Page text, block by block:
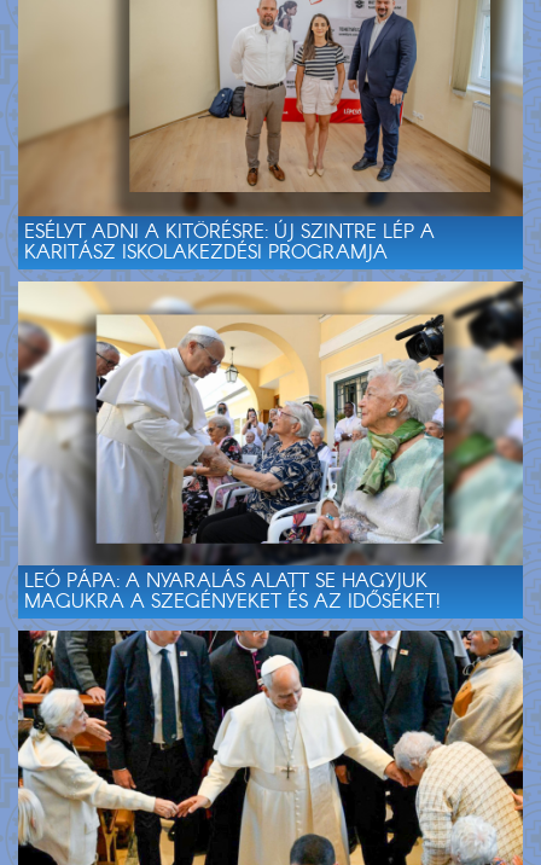
ESÉLYT ADNI A KITÖRÉSRE: ÚJ SZINTRE LÉP A
KARITÁSZ ISKOLAKEZDÉSI PROGRAMJA
LEÓ PÁPA: A NYARALÁS ALATT SE HAGYJUK
MAGUKRA A SZEGÉNYEKET ÉS AZ IDŐSEKET!